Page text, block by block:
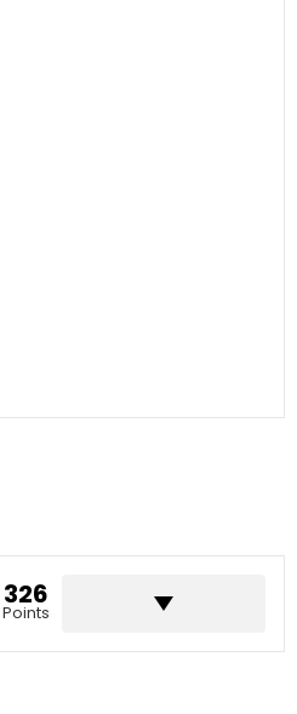
326
Points